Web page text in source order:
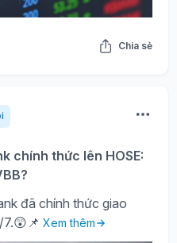
Chia sẻ
chính thức lên HOSE:
đã chính thức giao
Xem thêm